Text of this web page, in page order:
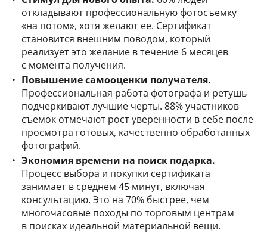
откладывают профессиональную фотосъемку
«на потом», хотя желают ее. Сертификат
становится внешним поводом, который
реализует это желание в течение 6 месяцев
с момента получения.
Повышение самооценки получателя.
Профессиональная работа фотографа и ретушь
подчеркивают лучшие черты. 88% участников
съемок отмечают рост уверенности в себе после
просмотра готовых, качественно обработанных
фотографий.
Экономия времени на поиск подарка.
Процесс выбора и покупки сертификата
занимает в среднем 45 минут, включая
консультацию. Это на 70% быстрее, чем
многочасовые походы по торговым центрам
в поисках идеальной материальной вещи.